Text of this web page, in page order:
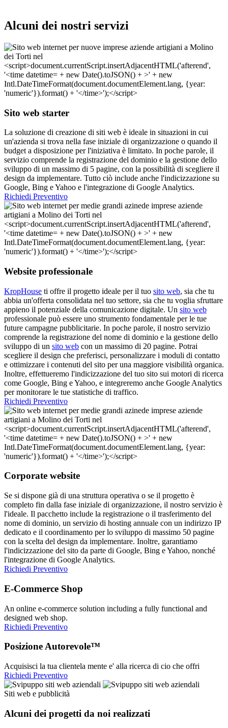
Alcuni dei nostri servizi
Sito web starter
La soluzione di creazione di siti web è ideale in situazioni in cui
un'azienda si trova nella fase iniziale di organizzazione o quando il
budget a disposizione per l'iniziativa è limitato. In poche parole, il
servizio comprende la registrazione del dominio e la gestione dello
sviluppo di un massimo di 5 pagine, con la possibilità di scegliere il
design da implementare. Tutto ciò include anche l'indicizzazione su
Google, Bing e Yahoo e l'integrazione di Google Analytics.
Richiedi Preventivo
Website professionale
KropHouse ti offre il progetto ideale per il tuo sito web, sia che tu
abbia un'offerta consolidata nel tuo settore, sia che tu voglia sfruttare
appieno il potenziale della comunicazione digitale. Un sito web
professionale può essere uno strumento fondamentale per le tue
future campagne pubblicitarie. In poche parole, il nostro servizio
comprende la registrazione del nome di dominio e la gestione dello
sviluppo di un sito web con un massimo di 20 pagine. Potrai
scegliere il design che preferisci, personalizzare i moduli di contatto
e ottimizzare i contenuti del sito per una maggiore visibilità organica.
Inoltre, effettueremo l'indicizzazione del tuo sito sui motori di ricerca
come Google, Bing e Yahoo, e integreremo anche Google Analytics
per monitorare le tue statistiche di traffico.
Richiedi Preventivo
Corporate website
Se si dispone già di una struttura operativa o se il progetto è
completo fin dalla fase iniziale di organizzazione, il nostro servizio è
l'ideale. Il pacchetto include la registrazione o il trasferimento del
nome di dominio, un servizio di hosting annuale con un indirizzo IP
dedicato e il coordinamento per lo sviluppo di massimo 50 pagine
con la scelta del design da implementare. Inoltre, garantiamo
l'indicizzazione del sito da parte di Google, Bing e Yahoo, nonché
l'integrazione di Google Analytics.
Richiedi Preventivo
E-Commerce Shop
An online e-commerce solution including a fully functional and
designed web shop.
Richiedi Preventivo
Posizione Autorevole™
Acquisisci la tua clientela mente e' alla ricerca di cio che offri
Richiedi Preventivo
Siti web e pubblicità
Alcuni dei progetti da noi realizzati